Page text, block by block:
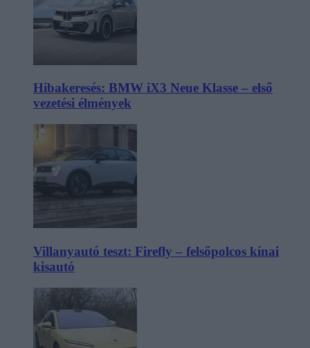
Hibakeresés: BMW iX3 Neue Klasse – első
vezetési élmények
Villanyautó teszt: Firefly – felsőpolcos kínai
kisautó